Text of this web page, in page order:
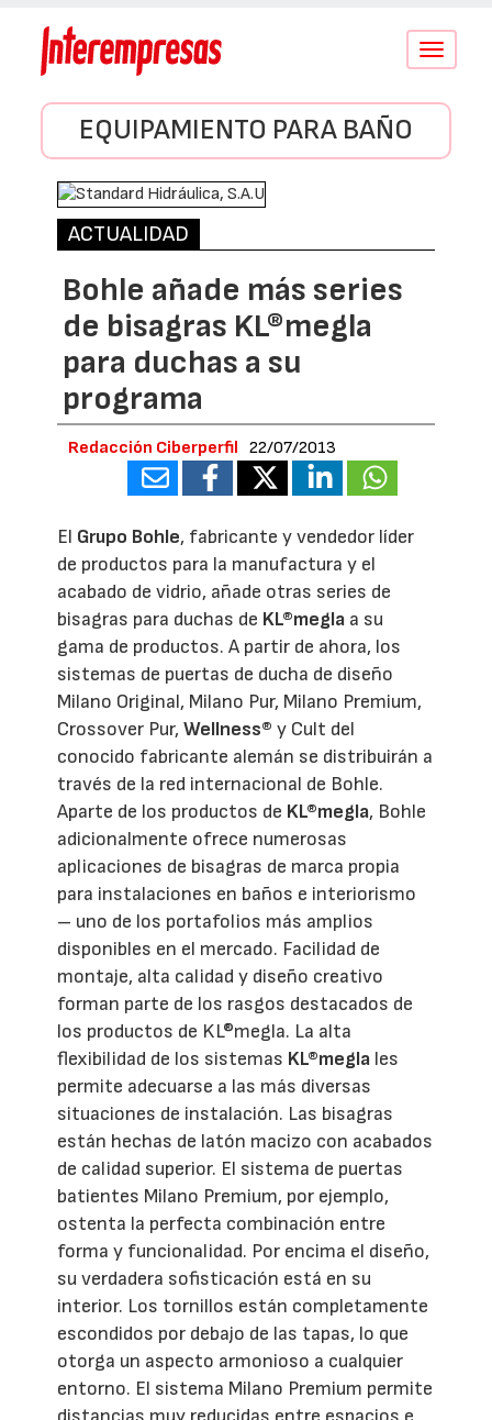
Conmutar
EQUIPAMIENTO PARA BAÑO
ACTUALIDAD
Bohle añade más series
de bisagras KL®megla
para duchas a su
programa
Redacción Ciberperfil 22/07/2013
El Grupo Bohle, fabricante y vendedor líder
de productos para la manufactura y el
acabado de vidrio, añade otras series de
bisagras para duchas de KL®megla a su
gama de productos. A partir de ahora, los
sistemas de puertas de ducha de diseño
Milano Original, Milano Pur, Milano Premium,
Crossover Pur,Wellness® y Cult del
conocido fabricante alemán se distribuirán a
través de la red internacional de Bohle.
Aparte de los productos de KL®megla, Bohle
adicionalmente ofrece numerosas
aplicaciones de bisagras de marca propia
para instalaciones en baños e interiorismo
– uno de los portafolios más amplios
disponibles en el mercado. Facilidad de
montaje, alta calidad y diseño creativo
forman parte de los rasgos destacados de
los productos de KL®megla. La alta
flexibilidad de los sistemas KL®megla les
permite adecuarse a las más diversas
situaciones de instalación. Las bisagras
están hechas de latón macizo con acabados
de calidad superior. El sistema de puertas
batientes Milano Premium, por ejemplo,
ostenta la perfecta combinación entre
forma y funcionalidad. Por encima el diseño,
su verdadera sofisticación está en su
interior. Los tornillos están completamente
escondidos por debajo de las tapas, lo que
otorga un aspecto armonioso a cualquier
entorno. El sistema Milano Premium permite